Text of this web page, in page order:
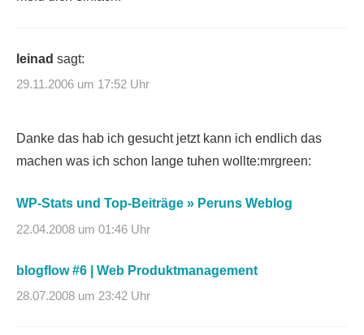
leinad sagt:
29.11.2006 um 17:52 Uhr
Danke das hab ich gesucht jetzt kann ich endlich das
machen was ich schon lange tuhen wollte:mrgreen:
WP-Stats und Top-Beiträge » Peruns Weblog
22.04.2008 um 01:46 Uhr
blogflow #6 | Web Produktmanagement
28.07.2008 um 23:42 Uhr